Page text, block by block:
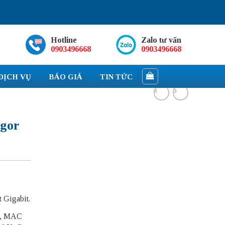
Hotline
0903496668
Zalo tư vấn
0903496668
VỤ BÁO GIÁ TIN TỨC
Gigabit.
MAC